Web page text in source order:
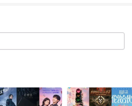
OOliviaZZ 4992